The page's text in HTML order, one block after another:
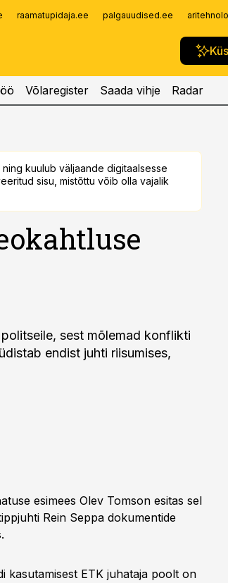
raamatupidaja.ee palgauudised.ee
Võlaregister Saada vihje Radar
kuulub väljaande digitaalsesse
sisu, mistõttu võib olla vajalik
sest mõlemad konflikti
endist juhti riisumises,
esimees Olev Tomson esitas sel
Rein Seppa dokumentide
kasutamisest ETK juhataja poolt on